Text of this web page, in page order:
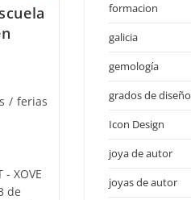
/ ferias
XOVE
de
formacion
galicia
gemología
grados de diseño
Icon Design
joya de autor
joyas de autor